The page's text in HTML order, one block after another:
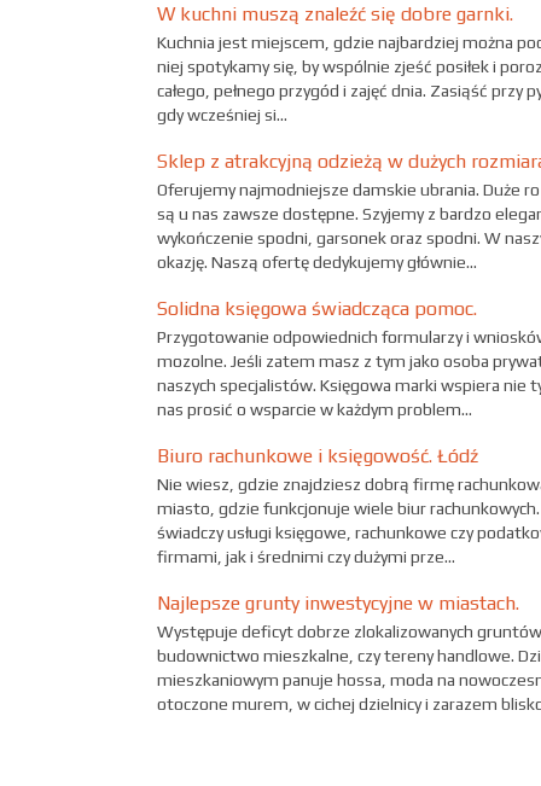
W kuchni muszą znaleźć się dobre garnki.
Kuchnia jest miejscem, gdzie najbardziej można
niej spotykamy się, by wspólnie zjeść posiłek i
całego, pełnego przygód i zajęć dnia. Zasiąść przy
gdy wcześniej si...
Sklep z atrakcyjną odzieżą w dużych
Oferujemy najmodniejsze damskie ubrania. Duże
są u nas zawsze dostępne. Szyjemy z bardzo
wykończenie spodni, garsonek oraz spodni. W
okazję. Naszą ofertę dedykujemy głównie...
Solidna księgowa świadcząca pomoc.
Przygotowanie odpowiednich formularzy i
mozolne. Jeśli zatem masz z tym jako osoba
naszych specjalistów. Księgowa marki wspiera
nas prosić o wsparcie w każdym problem...
Biuro rachunkowe i księgowość. Łódź
Nie wiesz, gdzie znajdziesz dobrą firmę
miasto, gdzie funkcjonuje wiele biur
świadczy usługi księgowe, rachunkowe czy
firmami, jak i średnimi czy dużymi prze...
Najlepsze grunty inwestycyjne w miastach.
Występuje deficyt dobrze zlokalizowanych
budownictwo mieszkalne, czy tereny handlowe.
mieszkaniowym panuje hossa, moda na
otoczone murem, w cichej dzielnicy i zarazem